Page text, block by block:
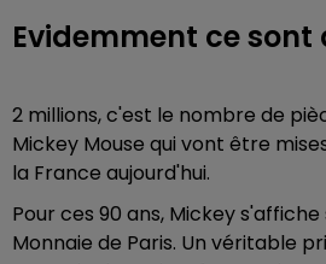
Evidemment ce sont
2 millions, c'est le nombre de
Mickey Mouse qui vont être
la France aujourd'hui.
Pour ces 90 ans, Mickey
Monnaie de Paris. Un véritable